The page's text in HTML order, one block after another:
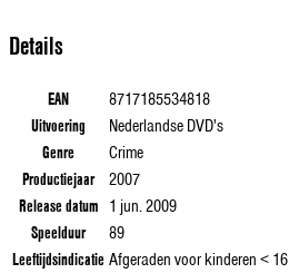
Details
EAN
8717185534818
Uitvoering
Nederlandse DVD's
Genre
Crime
Productiejaar
2007
Release datum 1 jun. 2009
Speelduur
89
Leeftijdsindicatie Afgeraden voor kinderen < 16